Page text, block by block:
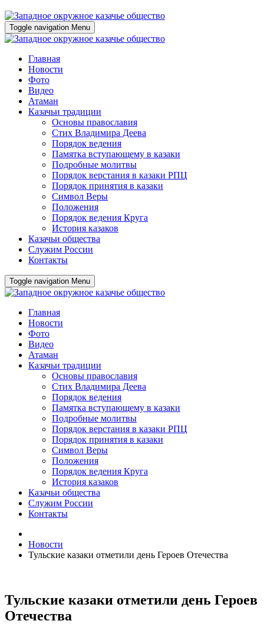
Toggle navigation Menu
Главная
Новости
Фото
Видео
Атаман
Казачьи традиции
Основы православия
Стих Владимира Деева
Порядок ведения
Памятка вступающему в казаки
Подробные молитвы
Порядок верстания в казаки РПЦ
Порядок принятия в казаки
Символ Веры
Положения
Порядок ведения Круга
История казаков
Казачьи общества
Служим России
Контакты
Toggle navigation Menu
Главная
Новости
Фото
Видео
Атаман
Казачьи традиции
Основы православия
Стих Владимира Деева
Порядок ведения
Памятка вступающему в казаки
Подробные молитвы
Порядок верстания в казаки РПЦ
Порядок принятия в казаки
Символ Веры
Положения
Порядок ведения Круга
История казаков
Казачьи общества
Служим России
Контакты
Новости
Тульские казаки отметили день Героев Отечества
Тульские казаки отметили день Героев
Отечества